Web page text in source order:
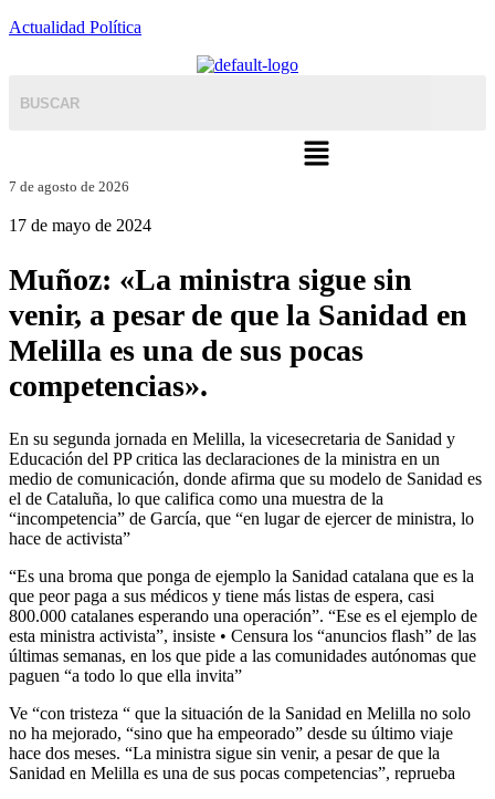
Actualidad Política
Menú
7 de agosto de 2026
17 de mayo de 2024
Muñoz: «La ministra sigue sin
venir, a pesar de que la Sanidad en
Melilla es una de sus pocas
competencias».
En su segunda jornada en Melilla, la vicesecretaria de Sanidad y
Educación del PP critica las declaraciones de la ministra en un
medio de comunicación, donde afirma que su modelo de Sanidad es
el de Cataluña, lo que califica como una muestra de la
“incompetencia” de García, que “en lugar de ejercer de ministra, lo
hace de activista”
“Es una broma que ponga de ejemplo la Sanidad catalana que es la
que peor paga a sus médicos y tiene más listas de espera, casi
800.000 catalanes esperando una operación”. “Ese es el ejemplo de
esta ministra activista”, insiste • Censura los “anuncios flash” de las
últimas semanas, en los que pide a las comunidades autónomas que
paguen “a todo lo que ella invita”
Ve “con tristeza “ que la situación de la Sanidad en Melilla no solo
no ha mejorado, “sino que ha empeorado” desde su último viaje
hace dos meses. “La ministra sigue sin venir, a pesar de que la
Sanidad en Melilla es una de sus pocas competencias”, reprueba